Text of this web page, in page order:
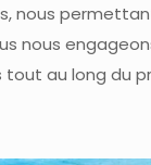
nous
nous
au long du